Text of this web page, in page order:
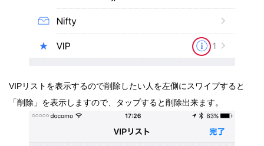
VIPリストを表示するので削除したい人を左側にスワイプすると
「削除」を表示しますので、タップすると削除出来ます。